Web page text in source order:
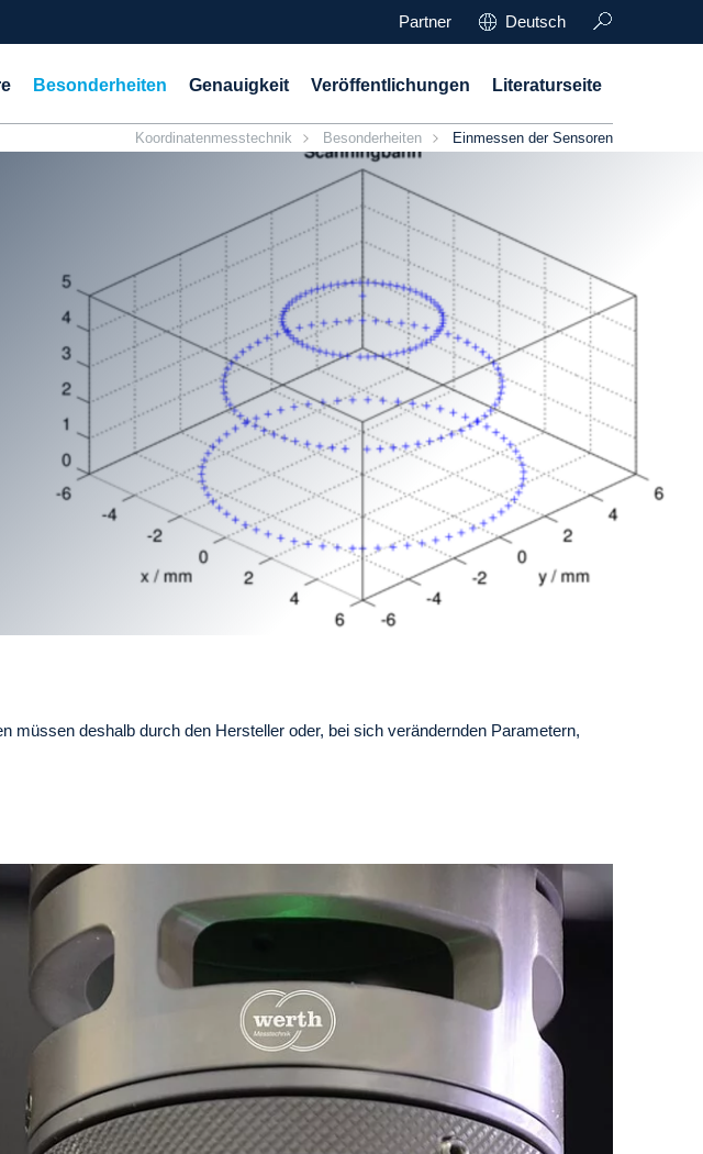
Partner Deutsch
Besonderheiten Genauigkeit Veröffentlichungen Literaturseite
Koordinatenmesstechnik Besonderheiten Einmessen der Sensoren
deshalb durch den Hersteller oder, bei sich verändernden Parametern,